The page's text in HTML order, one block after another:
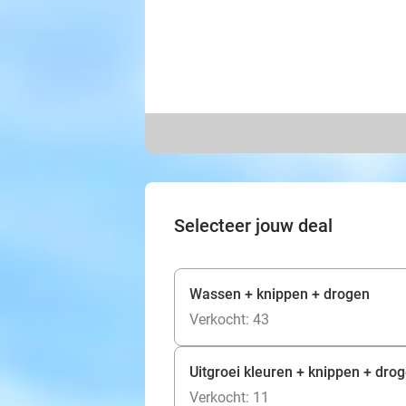
Selecteer jouw deal
Wassen + knippen + drogen
Verkocht: 43
Uitgroei kleuren + knippen +
Verkocht: 11